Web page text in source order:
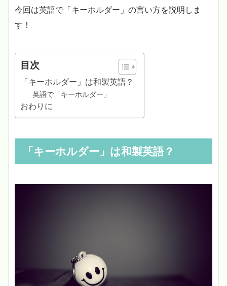
今回は英語で「キーホルダー」の言い方を説明しま
す！
目次
「キーホルダー」は和製英語？
英語で「キーホルダー」
おわりに
「キーホルダー」は和製英語？